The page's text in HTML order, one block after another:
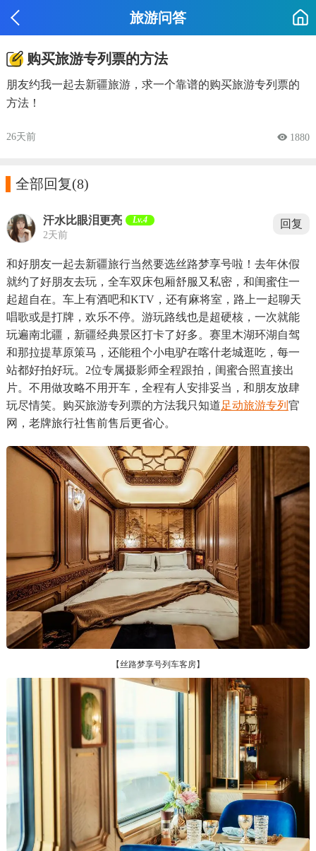
旅游问答
购买旅游专列票的方法
朋友约我一起去新疆旅游，求一个靠谱的购买旅游专列票的
方法！
26天前  1880
全部回复(8)
汗水比眼泪更亮 Lv.4
2天前
回复
和好朋友一起去新疆旅行当然要选丝路梦享号啦！去年休假
就约了好朋友去玩，全车双床包厢舒服又私密，和闺蜜住一
起超自在。车上有酒吧和KTV，还有麻将室，路上一起聊天
唱歌或是打牌，欢乐不停。游玩路线也是超硬核，一次就能
玩遍南北疆，新疆经典景区打卡了好多。赛里木湖环湖自驾
和那拉提草原策马，还能租个小电驴在喀什老城逛吃，每一
站都好拍好玩。2位专属摄影师全程跟拍，闺蜜合照直接出
片。不用做攻略不用开车，全程有人安排妥当，和朋友放肆
玩尽情笑。购买旅游专列票的方法我只知道足动旅游专列 官
网，老牌旅行社售前售后更省心。
【丝路梦享号列车客房】